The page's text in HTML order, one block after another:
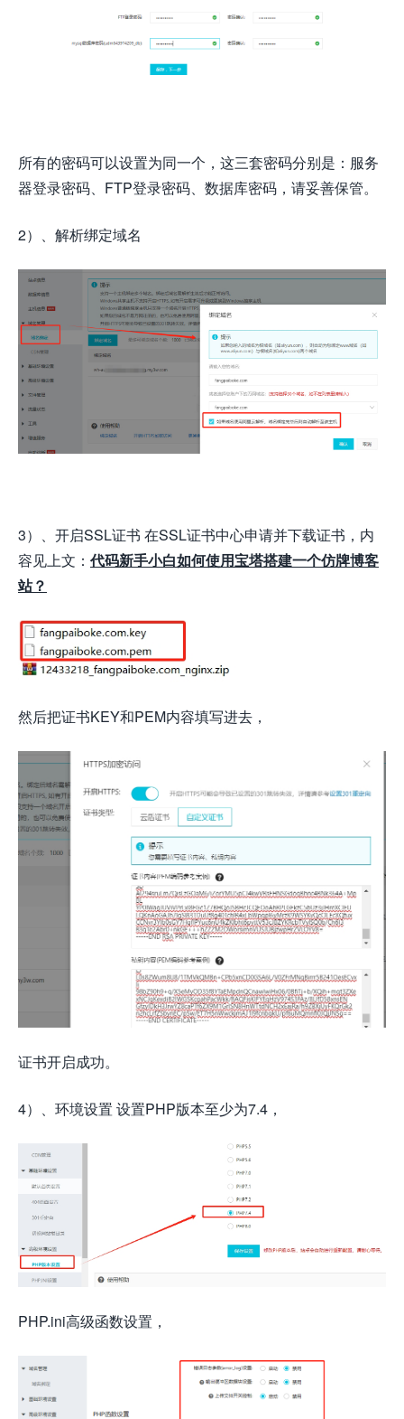
所有的密码可以设置为同一个，这三套密码分别是：服务
器登录密码、FTP登录密码、数据库密码，请妥善保管。
2）、解析绑定域名
3）、开启SSL证书 在SSL证书中心申请并下载证书，内
容见上文： 代码新手小白如何使用宝塔搭建一个仿牌博客
站？
然后把证书KEY和PEM内容填写进去，
证书开启成功。
4）、环境设置 设置PHP版本至少为7.4，
PHP.ini高级函数设置，